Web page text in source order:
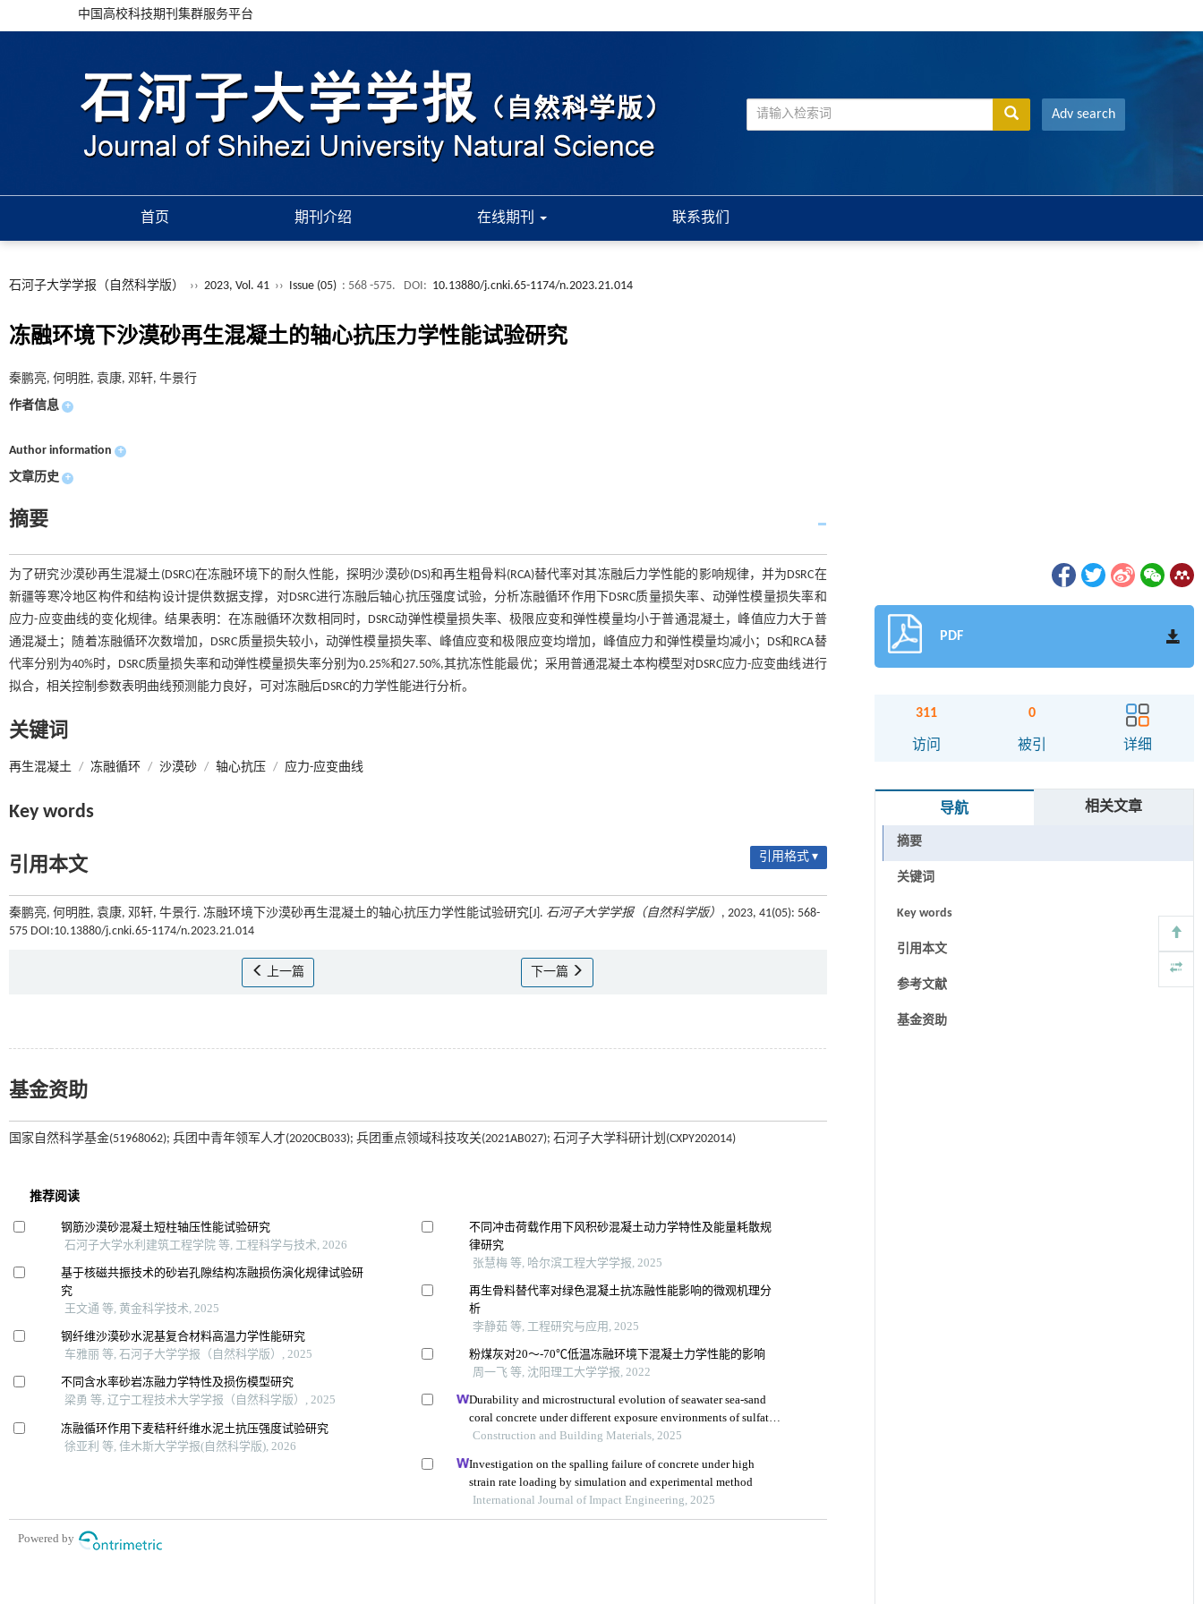
中国高校科技期刊集群服务平台
Adv search
首页 期刊介绍 在线期刊 联系我们
石河子大学学报（自然科学版） ›› 2023, Vol. 41 ›› Issue (05) : 568 -575. DOI: 10.13880/j.cnki.65-1174/n.2023.21.014
冻融环境下沙漠砂再生混凝土的轴心抗压力学性能试验研究
秦鹏亮, 何明胜, 袁康, 邓轩, 牛景行
作者信息 +
Author information +
文章历史 +
摘要
为了研究沙漠砂再生混凝土(DSRC)在冻融环境下的耐久性能，探明沙漠砂(DS)和再生粗骨料(RCA)替代率对其冻融后力学性能的影响规律，并为DSRC在
新疆等寒冷地区构件和结构设计提供数据支撑，对DSRC进行冻融后轴心抗压强度试验，分析冻融循环作用下DSRC质量损失率、动弹性模量损失率和
应力-应变曲线的变化规律。结果表明：在冻融循环次数相同时，DSRC动弹性模量损失率、极限应变和弹性模量均小于普通混凝土，峰值应力大于普
通混凝土；随着冻融循环次数增加，DSRC质量损失较小，动弹性模量损失率、峰值应变和极限应变均增加，峰值应力和弹性模量均减小；DS和RCA替
代率分别为40%时，DSRC质量损失率和动弹性模量损失率分别为0.25%和27.50%,其抗冻性能最优；采用普通混凝土本构模型对DSRC应力-应变曲线进行
拟合，相关控制参数表明曲线预测能力良好，可对冻融后DSRC的力学性能进行分析。
关键词
再生混凝土 / 冻融循环 / 沙漠砂 / 轴心抗压 / 应力-应变曲线
Key words
引用本文 引用格式 ▾
秦鹏亮, 何明胜, 袁康, 邓轩, 牛景行. 冻融环境下沙漠砂再生混凝土的轴心抗压力学性能试验研究[J]. 石河子大学学报（自然科学版） , 2023, 41(05): 568-
575 DOI:10.13880/j.cnki.65-1174/n.2023.21.014
上一篇 下一篇
基金资助
国家自然科学基金(51968062); 兵团中青年领军人才(2020CB033); 兵团重点领域科技攻关(2021AB027); 石河子大学科研计划(CXPY202014)
PDF
311
访问
0
被引 详细
导航 相关文章
摘要
关键词
Key words
引用本文
参考文献
基金资助